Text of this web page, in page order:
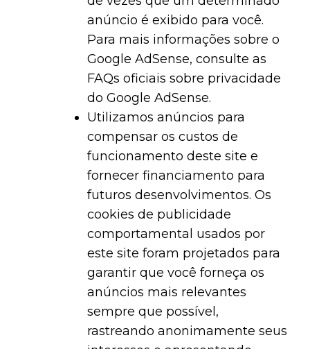
anúncio é exibido para você.
Para mais informações sobre o
Google AdSense, consulte as
FAQs oficiais sobre privacidade
do Google AdSense.
Utilizamos anúncios para
compensar os custos de
funcionamento deste site e
fornecer financiamento para
futuros desenvolvimentos. Os
cookies de publicidade
comportamental usados ​​por
este site foram projetados para
garantir que você forneça os
anúncios mais relevantes
sempre que possível,
rastreando anonimamente seus